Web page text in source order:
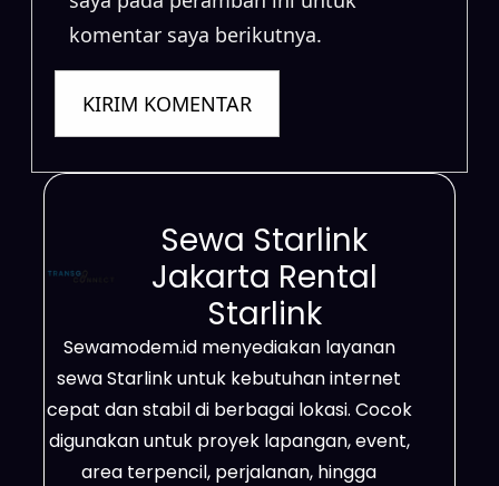
komentar saya berikutnya.
Sewa Starlink
Jakarta Rental
Starlink
Sewamodem.id menyediakan layanan
sewa Starlink untuk kebutuhan internet
cepat dan stabil di berbagai lokasi. Cocok
digunakan untuk proyek lapangan, event,
area terpencil, perjalanan, hingga